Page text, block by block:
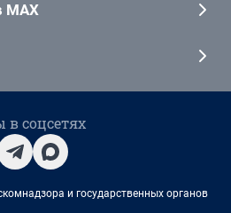
MAX
соцсетях
и государственных органов